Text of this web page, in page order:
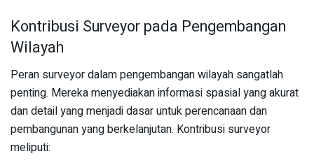
Kontribusi Surveyor pada Pengembangan
Wilayah
Peran surveyor dalam pengembangan wilayah sangatlah
penting. Mereka menyediakan informasi spasial yang akurat
dan detail yang menjadi dasar untuk perencanaan dan
pembangunan yang berkelanjutan. Kontribusi surveyor
meliputi: